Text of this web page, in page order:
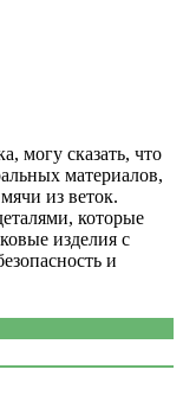
могу сказать, что
материалов,
из веток.
которые
изделия с
и